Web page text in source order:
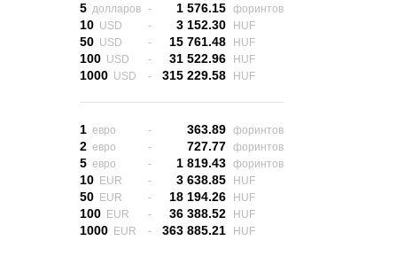
5 долларов - 1 576.15 форинтов
10 USD - 3 152.30 HUF
50 USD - 15 761.48 HUF
100 USD - 31 522.96 HUF
1000 USD - 315 229.58 HUF
1 евро - 363.89 форинтов
2 евро - 727.77 форинтов
5 евро - 1 819.43 форинтов
10 EUR - 3 638.85 HUF
50 EUR - 18 194.26 HUF
100 EUR - 36 388.52 HUF
1000 EUR - 363 885.21 HUF